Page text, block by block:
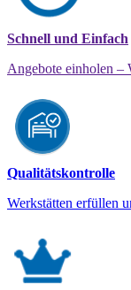
Schnell und Einfach
Angebote einholen –
Qualitätskontrolle
Werkstätten erfüllen